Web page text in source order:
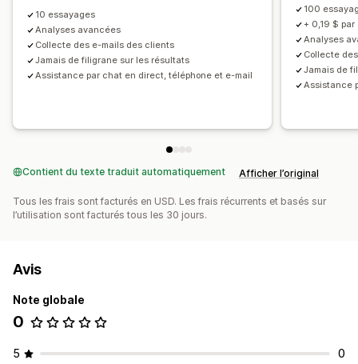
10 essayages
Analyses avancées
Collecte des e-mails des clients
Jamais de filigrane sur les résultats
Assistance par chat en direct, téléphone et e-mail
100
+ 0,19 $
Analyses
Collecte
Jamais de
Assistance
Contient du texte traduit automatiquement Afficher l’original
Tous les frais sont facturés en USD. Les frais récurrents et basés sur
l’utilisation sont facturés tous les 30 jours.
Avis
Note globale
0
5
0